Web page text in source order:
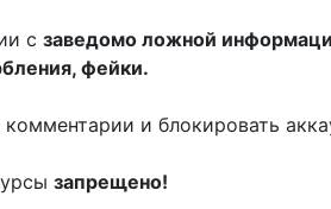
с заведомо ложной
фейки.
и блокировать
запрещено!